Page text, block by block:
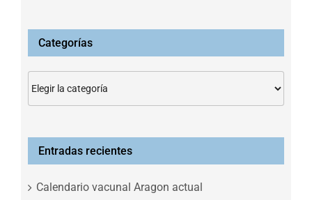
Categorías
Entradas recientes
Calendario vacunal Aragon actual